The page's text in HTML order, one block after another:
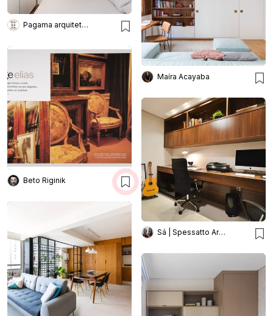
Pagama arquitetura + design
Maíra Acayaba
Beto Riginik
Sá | Spessatto Arquitetura